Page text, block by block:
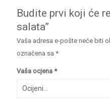
Budite prvi koji će
salata”
Vaša adresa e-pošte neće biti
označena sa *
Vaša ocjena *